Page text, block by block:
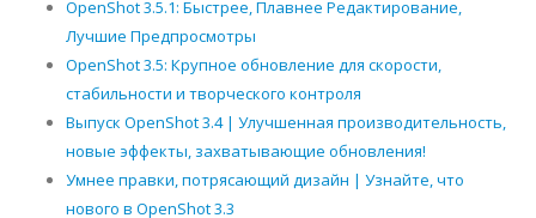
OpenShot 3.5.1: Быстрее, Плавнее Редактирование,
Лучшие Предпросмотры
OpenShot 3.5: Крупное обновление для скорости,
стабильности и творческого контроля
Выпуск OpenShot 3.4 | Улучшенная производительность,
новые эффекты, захватывающие обновления!
Умнее правки, потрясающий дизайн | Узнайте, что
нового в OpenShot 3.3